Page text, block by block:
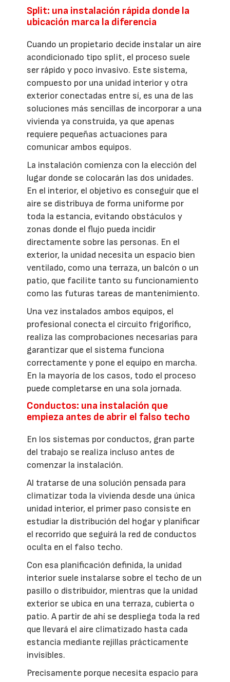
Split: una instalación rápida donde la
ubicación marca la diferencia
Cuando un propietario decide instalar un aire
acondicionado tipo split, el proceso suele
ser rápido y poco invasivo. Este sistema,
compuesto por una unidad interior y otra
exterior conectadas entre sí, es una de las
soluciones más sencillas de incorporar a una
vivienda ya construida, ya que apenas
requiere pequeñas actuaciones para
comunicar ambos equipos.
La instalación comienza con la elección del
lugar donde se colocarán las dos unidades.
En el interior, el objetivo es conseguir que el
aire se distribuya de forma uniforme por
toda la estancia, evitando obstáculos y
zonas donde el flujo pueda incidir
directamente sobre las personas. En el
exterior, la unidad necesita un espacio bien
ventilado, como una terraza, un balcón o un
patio, que facilite tanto su funcionamiento
como las futuras tareas de mantenimiento.
Una vez instalados ambos equipos, el
profesional conecta el circuito frigorífico,
realiza las comprobaciones necesarias para
garantizar que el sistema funciona
correctamente y pone el equipo en marcha.
En la mayoría de los casos, todo el proceso
puede completarse en una sola jornada.
Conductos: una instalación que
empieza antes de abrir el falso techo
En los sistemas por conductos, gran parte
del trabajo se realiza incluso antes de
comenzar la instalación.
Al tratarse de una solución pensada para
climatizar toda la vivienda desde una única
unidad interior, el primer paso consiste en
estudiar la distribución del hogar y planificar
el recorrido que seguirá la red de conductos
oculta en el falso techo.
Con esa planificación definida, la unidad
interior suele instalarse sobre el techo de un
pasillo o distribuidor, mientras que la unidad
exterior se ubica en una terraza, cubierta o
patio. A partir de ahí se despliega toda la red
que llevará el aire climatizado hasta cada
estancia mediante rejillas prácticamente
invisibles.
Precisamente porque necesita espacio para